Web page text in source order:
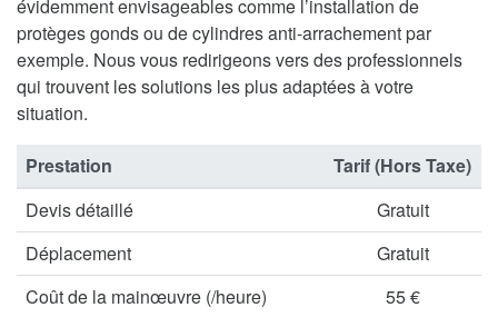
évidemment envisageables comme l’installation de
protèges gonds ou de cylindres anti-arrachement par
exemple. Nous vous redirigeons vers des professionnels
qui trouvent les solutions les plus adaptées à votre
situation.
Prestation
Tarif (Hors Taxe)
Devis détaillé
Gratuit
Déplacement
Gratuit
Coût de la mainœuvre (/heure)
55 €